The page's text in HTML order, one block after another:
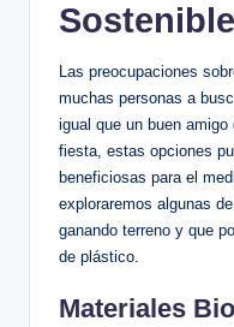
Sostenible
Las preocupaciones
muchas ​personas a
⁢igual⁤ que un buen
⁣fiesta, estas opciones
beneficiosas para el
exploraremos algunas
ganando terreno y que
⁣de plástico.
Materiales⁤